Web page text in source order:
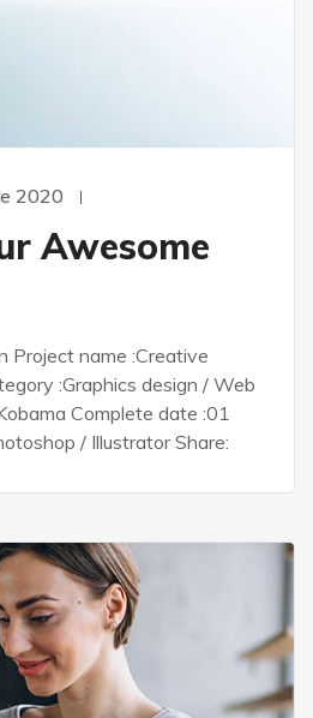
2020
Awesome
Project name :Creative
:Graphics design / Web
Complete date :01
/ Illustrator Share: